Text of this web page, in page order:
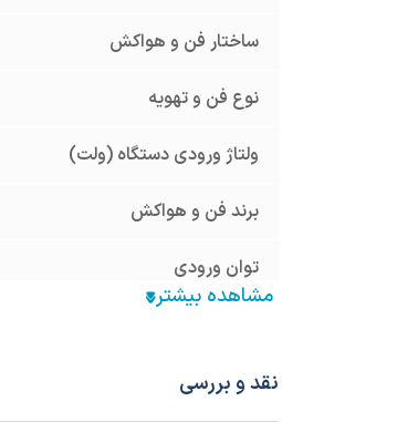
ساختار فن و هواکش
نوع فن و تهویه
ولتاژ ورودی دستگاه (ولت)
برند فن و هواکش
توان ورودی
نوع فن و هواکش
نقد و بررسی